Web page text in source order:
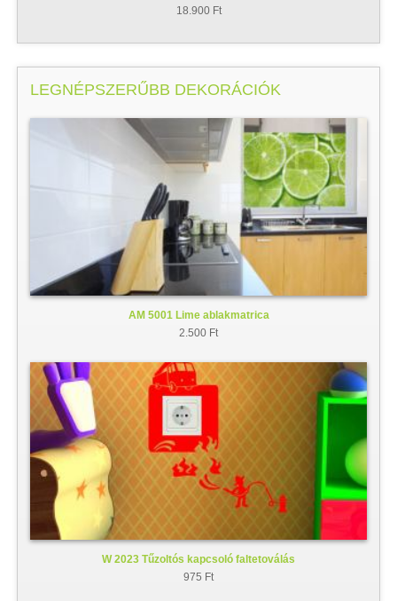
18.900 Ft
LEGNÉPSZERŰBB DEKORÁCIÓK
AM 5001 Lime ablakmatrica
2.500 Ft
W 2023 Tűzoltós kapcsoló faltetoválás
975 Ft